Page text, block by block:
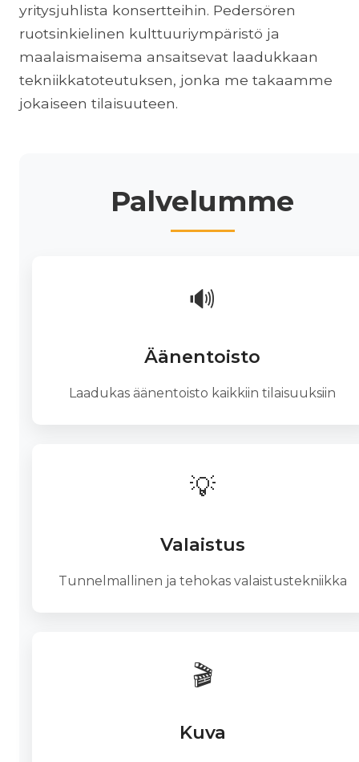
yritysjuhlista konsertteihin. Pedersören
ruotsinkielinen kulttuuriympäristö ja
maalaismaisema ansaitsevat laadukkaan
tekniikkatoteutuksen, jonka me takaamme
jokaiseen tilaisuuteen.
Palvelumme
🔊
Äänentoisto
Laadukas äänentoisto kaikkiin tilaisuuksiin
💡
Valaistus
Tunnelmallinen ja tehokas valaistustekniikka
🎬
Kuva